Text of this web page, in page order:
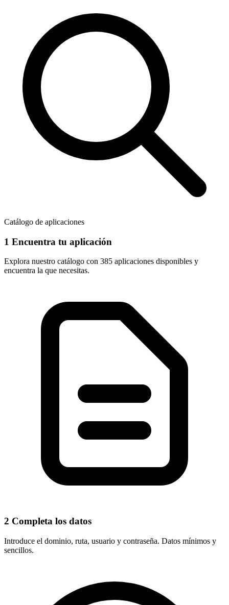
Catálogo de aplicaciones
1 Encuentra tu aplicación
Explora nuestro catálogo con 385 aplicaciones disponibles y
encuentra la que necesitas.
2 Completa los datos
Introduce el dominio, ruta, usuario y contraseña. Datos mínimos y
sencillos.